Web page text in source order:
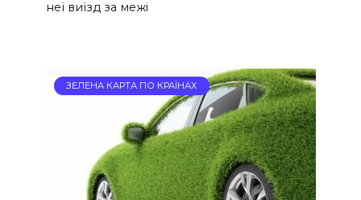
неї виїзд за межі
ЗЕЛЕНА КАРТА ПО КРАЇНАХ